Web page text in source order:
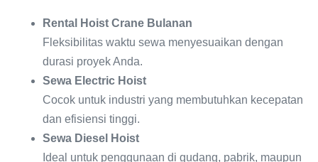
Rental Hoist Crane Bulanan
Fleksibilitas waktu sewa menyesuaikan dengan
durasi proyek Anda.
Sewa Electric Hoist
Cocok untuk industri yang membutuhkan kecepatan
dan efisiensi tinggi.
Sewa Diesel Hoist
Ideal untuk penggunaan di gudang, pabrik, maupun